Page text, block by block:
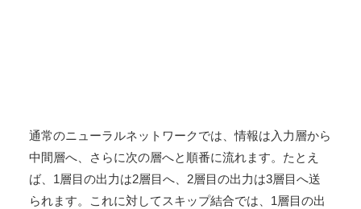
通常のニューラルネットワークでは、情報は入力層から
中間層へ、さらに次の層へと順番に流れます。たとえ
ば、1層目の出力は2層目へ、2層目の出力は3層目へ送
られます。これに対してスキップ結合では、1層目の出